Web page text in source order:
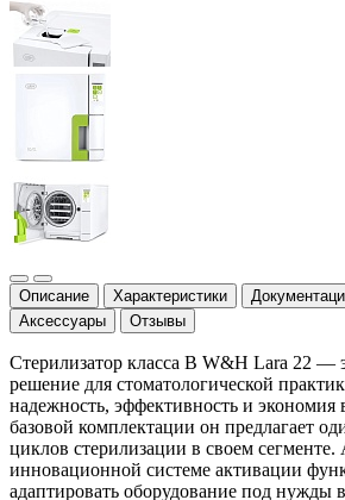
Описание Характеристики
Аксессуары
Отзывы
Стерилизатор класса B W&H Lara 22 —
решение для стоматологической
надежность, эффективность и
базовой комплектации он предлагает
циклов стерилизации в своем сегменте.
инновационной системе активации
адаптировать оборудование под нужды